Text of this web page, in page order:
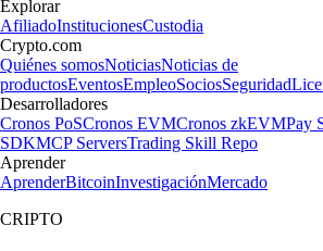
Explorar
AfiliadoInstitucionesCustodia
Crypto.com
Quiénes somosNoticiasNoticias de
productosEventosEmpleoSociosSeguridad
Desarrolladores
Cronos PoSCronos EVMCronos zkEVMPay
SDKMCP ServersTrading Skill Repo
Aprender
AprenderBitcoinInvestigaciónMercado
CRIPTO